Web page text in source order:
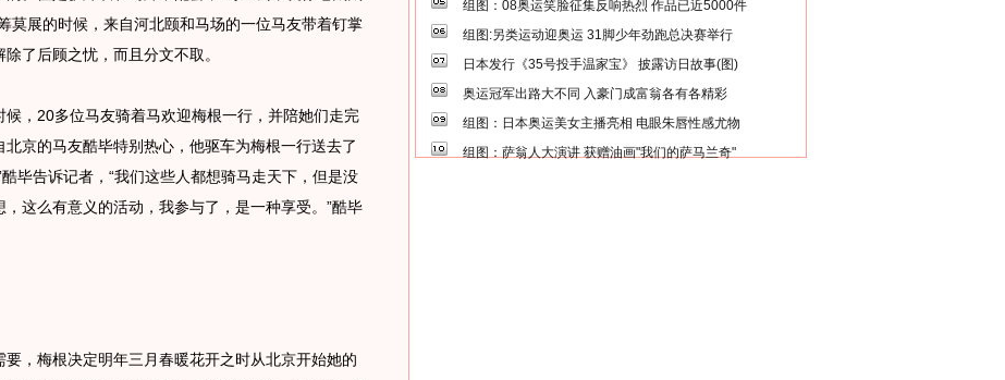
莫展的时候，来自河北颐和马场的一位马友带着钉掌
了后顾之忧，而且分文不取。
，20多位马友骑着马欢迎梅根一行，并陪她们走完
京的马友酷毕特别热心，他驱车为梅根一行送去了
毕告诉记者，“我们这些人都想骑马走天下，但是没
这么有意义的活动，我参与了，是一种享受。”酷毕
梅根决定明年三月春暖花开之时从北京开始她的
组图：08奥运笑脸征集反响热烈 作品已近5000件
组图:另类运动迎奥运 31脚少年劲跑总决赛举行
日本发行《35号投手温家宝》 披露访日故事(图)
奥运冠军出路大不同 入豪门成富翁各有各精彩
组图：日本奥运美女主播亮相 电眼朱唇性感尤物
组图：萨翁人大演讲 获赠油画"我们的萨马兰奇"